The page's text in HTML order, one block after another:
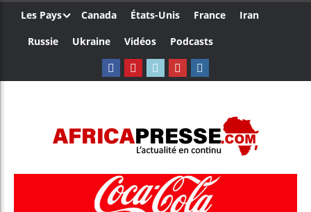
Les Pays Canada États-Unis France
Iran
Russie
Ukraine Vidéos Podcasts